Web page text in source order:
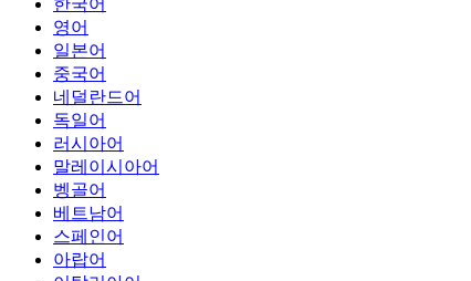
한국어
영어
일본어
중국어
네덜란드어
독일어
러시아어
말레이시아어
벵골어
베트남어
스페인어
아랍어